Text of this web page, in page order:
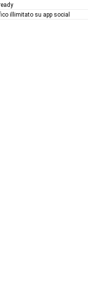
illimitato su app social